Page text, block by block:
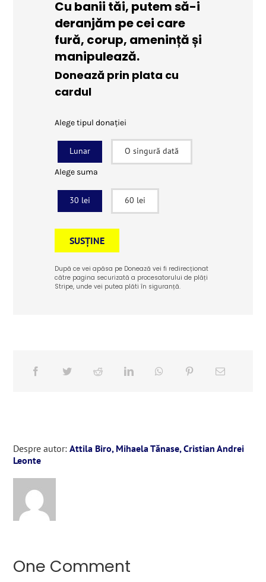
Cu banii tăi, putem să-i
deranjăm pe cei care
fură, corup, amenință și
manipulează.
Donează prin plata cu
cardul
Alege tipul donației
Lunar O singură dată
Alege suma
30 lei 60 lei
SUSȚINE
După ce vei apăsa pe Donează vei fi redirecționat
către pagina securizată a procesatorului de plăți
Stripe, unde vei putea plăti în siguranță.
Despre autor:Attila Biro, Mihaela Tănase, Cristian Andrei
Leonte
One Comment